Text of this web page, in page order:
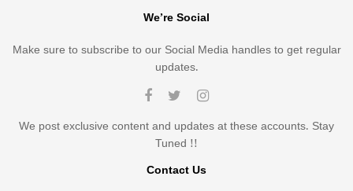
We’re Social
Make sure to subscribe to our Social Media handles to get regular
updates.
We post exclusive content and updates at these accounts. Stay
Tuned !!
Contact Us